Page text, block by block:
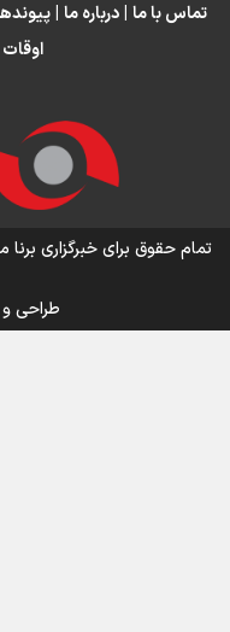
اینفو برنا/ میزان
تماس با ما | درباره ما |
تمام حقوق برای خبرگزاری
طراحی